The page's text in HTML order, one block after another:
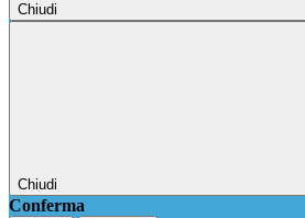
Chiudi
Chiudi
Conferma